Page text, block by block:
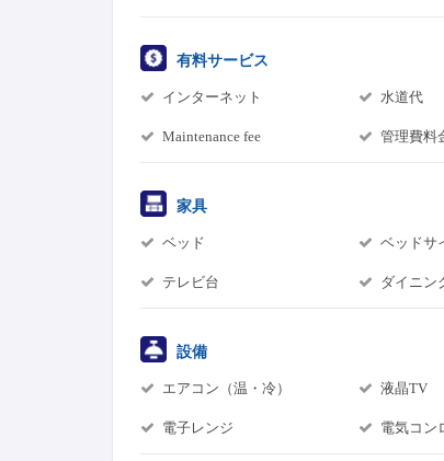
有料サービス
インターネット 水道代
Maintenance fee 管理費料
家具
ベッド ベッドサ
テレビ台 ダイニン
設備
エアコン（温・冷） 液晶TV
電子レンジ 電気コン